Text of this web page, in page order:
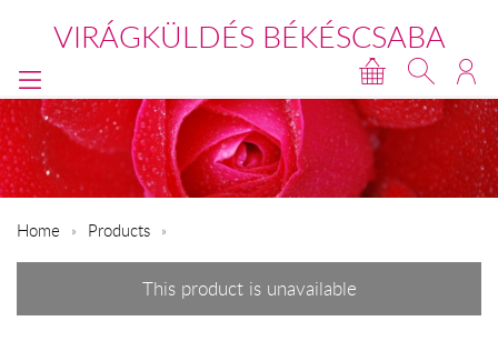
VIRÁGKÜLDÉS BÉKÉSCSABA
Home Products
This product is unavailable